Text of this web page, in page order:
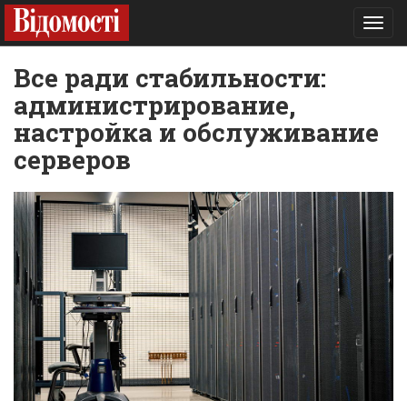
Все ради стабильности:
администрирование,
настройка и обслуживание
серверов